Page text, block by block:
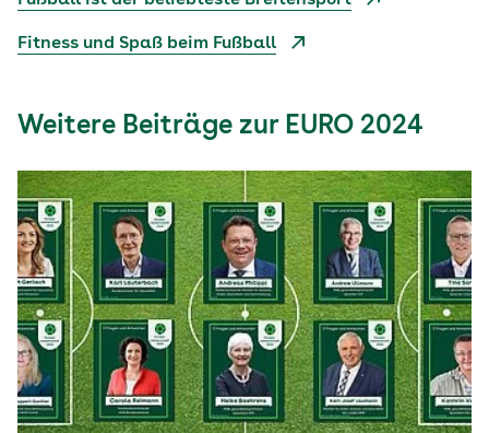
Fitness und Spaß beim Fußball
Weitere Beiträge zur EURO 2024